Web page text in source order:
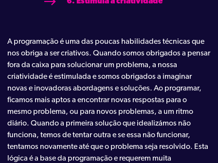
A programação é uma das poucas habilidades técnicas que
nos obriga a ser criativos. Quando somos obrigados a pensar
fora da caixa para solucionar um problema, a nossa
criatividade é estimulada e somos obrigados a imaginar
novas e inovadoras abordagens e soluções. Ao programar,
ficamos mais aptos a encontrar novas respostas para o
mesmo problema, ou para novos problemas, a um ritmo
diário. Quando a primeira solução que idealizámos não
funciona, temos de tentar outra e se essa não funcionar,
tentamos novamente até que o problema seja resolvido. Esta
lógica é a base da programação e requerem muita